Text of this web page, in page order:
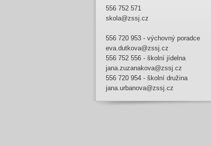
556 752 571
skola@zssj.cz
556 720 953 - výchovný poradce
eva.dutkova@zssj.cz
556 752 556 - školní jídelna
jana.zuzanakova@zssj.cz
556 720 954 - školní družina
jana.urbanova@zssj.cz